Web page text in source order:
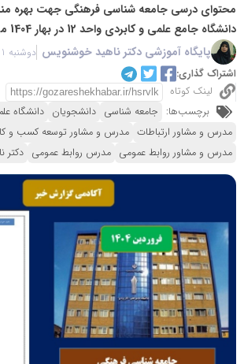
محتوای درسی جامعه شناسی فرهنگی جهت بهره
دانشگاه جامع علمی و کابردی واحد 12 در بهار 1404 می باشد.
پایگاه آموزشی دکتر ناهید خوشنویس دوشنبه 1 اردیبهشت 1404 - 21:34
اشتراک گذاری:
لینک کوتاه
برچسب‌ها: جامعه شناسی دانشجویان دانشگاه
مدرس و مشاور ارتباطات مدرس و مشاور توسعه کسب و
مدرس و مشاور روابط عمومی مدرس روابط عمومی دکتر